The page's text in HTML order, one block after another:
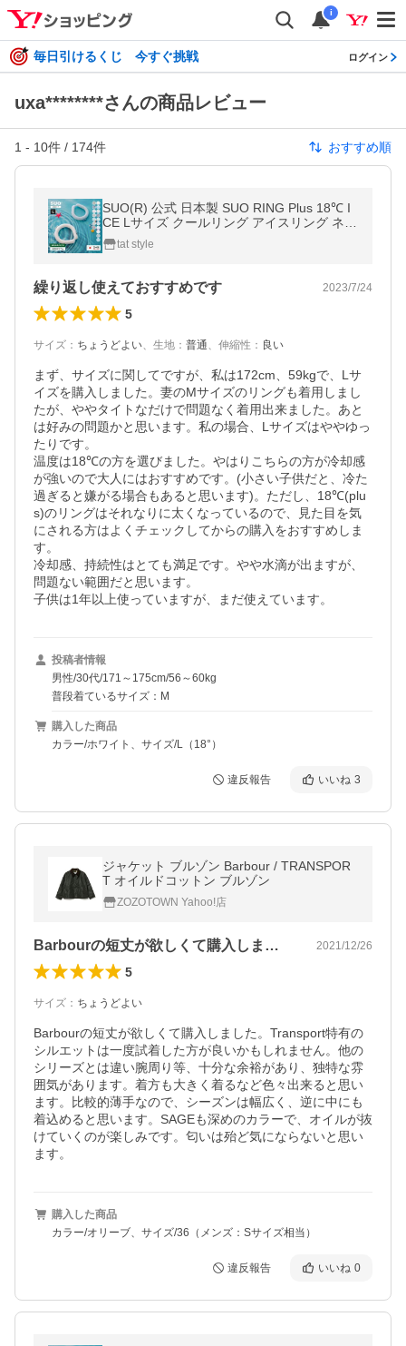
i
毎日引けるくじ 今すぐ挑戦 ログイン
uxa********さんの商品レビュー
1 - 10件 / 174件 おすすめ順
SUO(R) 公式 日本製 SUO RING Plus 18℃ I
CE Lサイズ クールリング アイスリング ネッ
ク クール 暑さ対策 熱中症対策 ひんやり 長
tat style
繰り返し使えておすすめです 2023/7/24
5
サイズ ： ちょうどよい、 生地 ： 普通、 伸縮性 ： 良い
まず、サイズに関してですが、私は172cm、59kgで、Lサ
イズを購入しました。妻のMサイズのリングも着用しまし
たが、ややタイトなだけで問題なく着用出来ました。あと
は好みの問題かと思います。私の場合、Lサイズはややゆっ
たりです。
温度は18℃の方を選びました。やはりこちらの方が冷却感
が強いので大人にはおすすめです。(小さい子供だと、冷た
過ぎると嫌がる場合もあると思います)。ただし、18℃(plu
s)のリングはそれなりに太くなっているので、見た目を気
にされる方はよくチェックしてからの購入をおすすめしま
す。
冷却感、持続性はとても満足です。やや水滴が出ますが、
問題ない範囲だと思います。
子供は1年以上使っていますが、まだ使えています。
投稿者情報
男性/30代/171～175cm/56～60kg
普段着ているサイズ：M
購入した商品
カラー/ホワイト、サイズ/L（18°）
違反報告 いいね 3
ジャケット ブルゾン Barbour / TRANSPOR
T オイルドコットン ブルゾン
ZOZOTOWN Yahoo!店
Barbourの短丈が欲しくて購入しま… 2021/12/26
5
サイズ ： ちょうどよい
Barbourの短丈が欲しくて購入しました。Transport特有の
シルエットは一度試着した方が良いかもしれません。他の
シリーズとは違い腕周り等、十分な余裕があり、独特な雰
囲気があります。着方も大きく着るなど色々出来ると思い
ます。比較的薄手なので、シーズンは幅広く、逆に中にも
着込めると思います。SAGEも深めのカラーで、オイルが抜
けていくのが楽しみです。匂いは殆ど気にならないと思い
ます。
購入した商品
カラー/オリーブ、サイズ/36（メンズ：Sサイズ相当）
違反報告 いいね 0